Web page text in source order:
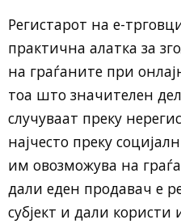
Регистарот на е-
практична алатка за
на граѓаните при
тоа што значителен
случуваат преку
најчесто преку
им овозможува на
дали еден продавач е
субјект и дали